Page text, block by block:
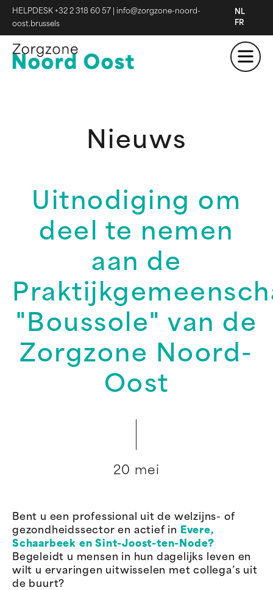
HELPDESK +32 2 318 60 57
info@zorgzone-noord-
oost.brussels
NL
FR
Nieuws
Uitnodiging om
deel te nemen
aan de
"Boussole" van de
Zorgzone Noord-
Oost
20 mei
Bent u een professional uit de welzijns- of
gezondheidssector en actief in
Evere,
Schaarbeek en Sint-Joost-ten-Node?
Begeleidt u mensen in hun dagelijks leven en
wilt u ervaringen uitwisselen met collega’s uit
de buurt?